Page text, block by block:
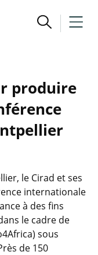
produire
le Cirad et ses
internationale
à des fins
le cadre de
sous
de 150